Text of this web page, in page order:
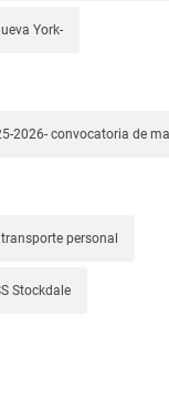
York-
2026- convocatoria de
personal
Stockdale